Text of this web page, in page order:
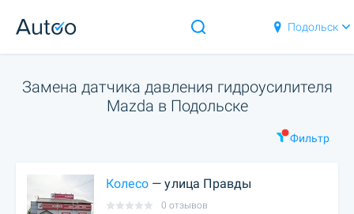
Подольск
Замена датчика давления гидроусилителя
Mazda в Подольске
Фильтр
Колесо— улица Правды
0 отзывов